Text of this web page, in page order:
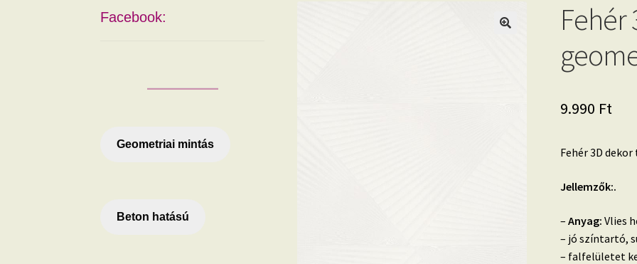
Fehér
9.990 Ft
Fehér 3D
Jellemzők:.
– Anyag: Vlies
– jó színtartó,
– falfelületet
Facebook:
Geometriai mintás
Beton hatású